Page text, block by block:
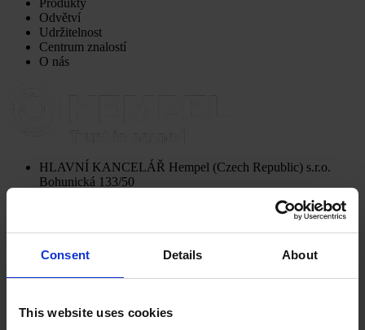
Consent Details About
This website uses cookies
Odvětví
Udržitelnost
Centrum znalostí
O nás
HLAVNÍ KANCELÁŘ Hempel (Czech Republic) s.r.o.
Bohunická 133/50